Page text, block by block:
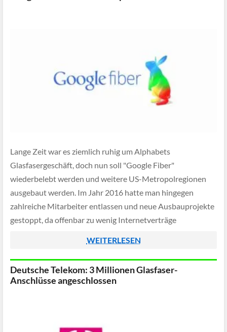
Lange Zeit war es ziemlich ruhig um Alphabets
Glasfasergeschäft, doch nun soll "Google Fiber"
wiederbelebt werden und weitere US-Metropolregionen
ausgebaut werden. Im Jahr 2016 hatte man hingegen
zahlreiche Mitarbeiter entlassen und neue Ausbauprojekte
gestoppt, da offenbar zu wenig Internetverträge
WEITERLESEN
Deutsche Telekom: 3 Millionen Glasfaser-
Anschlüsse angeschlossen